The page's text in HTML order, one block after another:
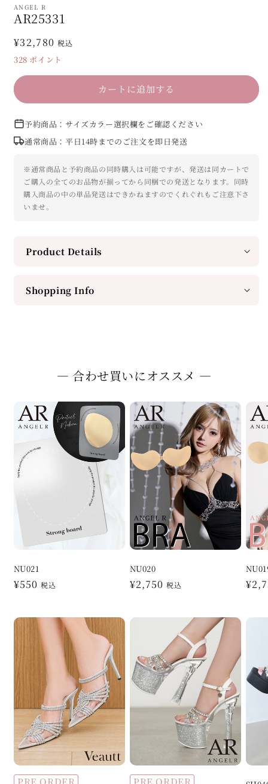
ANGEL R
AR25331
通
常
格
¥32,780税込
328 ポイント
カートに追加する
予約商品：サイズカラー選択欄をご確認ください
通常商品：平日14時までのご注文を即日発送
※通常商品と予約商品の同時購入は可能ですが、発送は同カートで
ご購入の全てのお品物が揃ってから同梱での発送となります。同時
購入商品の中の単品発送はできかねますのでくれぐれもご注意下さ
いませ。
Product Details
Shopping Info
― 合わせ買いにオススメ ―
NU021
通
格
¥550 税込
NU020
通
¥2,750 税込
通
PRE ORDER PRE ORDER